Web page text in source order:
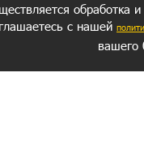
обработка
с нашей
вашего